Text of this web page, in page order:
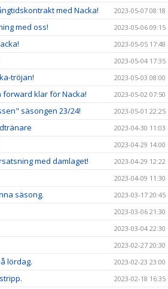
med Nacka! 2023-05-07 08:18
med oss! 2023-05-06 09:15
2023-05-05 17:48
2023-05-04 17:35
tröjan! 2023-05-03 08:00
klar för Nacka! 2023-05-02 07:50
säsongen 23/24! 2023-05-01 22:25
2023-04-30 11:03
2023-04-29 14:00
med damlaget! 2023-04-29 12:22
2023-04-09 11:30
säsong. 2023-03-17 20:45
2023-03-06 21:30
2023-03-04 22:30
2023-02-27 20:30
lördag. 2023-02-23 23:00
2023-02-18 16:35